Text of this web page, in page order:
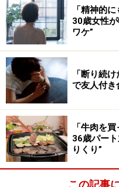
れだけ衰えていたのか実
いというより今はまだ
かし、発見も多く、体の
あり新鮮で楽しくもあり
取りあえず色んな節約法
りの節約生活を息を吸っ
になったように、自分な
維持する事がライフス
できるようになるのでは
っかりスポーツジムに通
「精神的
30歳女性
ワケ”
「断り続
で友人付き
「牛肉を
36歳パー
りくり”
この記事